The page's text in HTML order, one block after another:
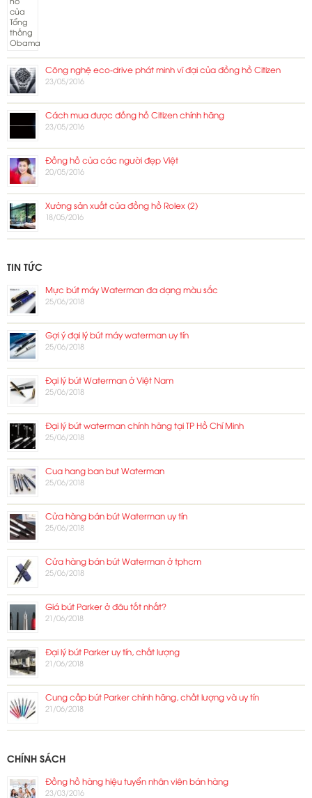
Công nghệ eco-drive phát minh vĩ đại của đồng hồ Citizen
23/05/2016
Cách mua được đồng hồ Citizen chính hãng
23/05/2016
Đồng hồ của các người đẹp Việt
20/05/2016
Xưởng sản xuất của đồng hồ Rolex (2)
18/05/2016
TIN TỨC
Mực bút máy Waterman đa dạng màu sắc
25/06/2018
Gợi ý đại lý bút máy waterman uy tín
25/06/2018
Đại lý bút Waterman ở Việt Nam
25/06/2018
Đại lý bút waterman chính hãng tại TP Hồ Chí Minh
25/06/2018
Cua hang ban but Waterman
25/06/2018
Cửa hàng bán bút Waterman uy tín
25/06/2018
Cửa hàng bán bút Waterman ở tphcm
25/06/2018
Giá bút Parker ở đâu tốt nhất?
21/06/2018
Đại lý bút Parker uy tín, chất lượng
21/06/2018
Cung cấp bút Parker chính hãng, chất lượng và uy tín
21/06/2018
CHÍNH SÁCH
Đồng hồ hàng hiệu tuyển nhân viên bán hàng
23/03/2016